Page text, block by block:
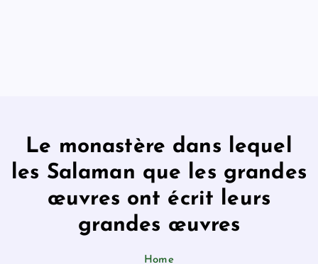
Le monastère dans lequel
les Salaman que les grandes
œuvres ont écrit leurs
grandes œuvres
Home